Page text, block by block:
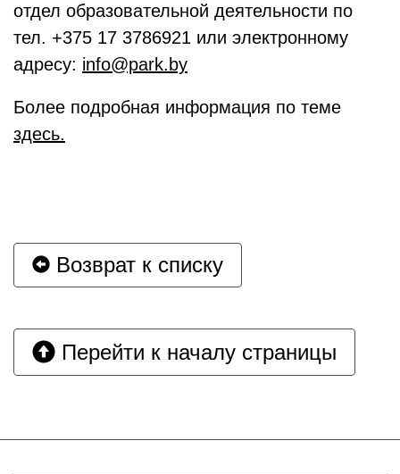
отдел образовательной деятельности по
тел. +375 17 3786921 или электронному
адресу: info@park.by
Более подробная информация по теме
здесь.
Возврат к списку
Перейти к началу страницы